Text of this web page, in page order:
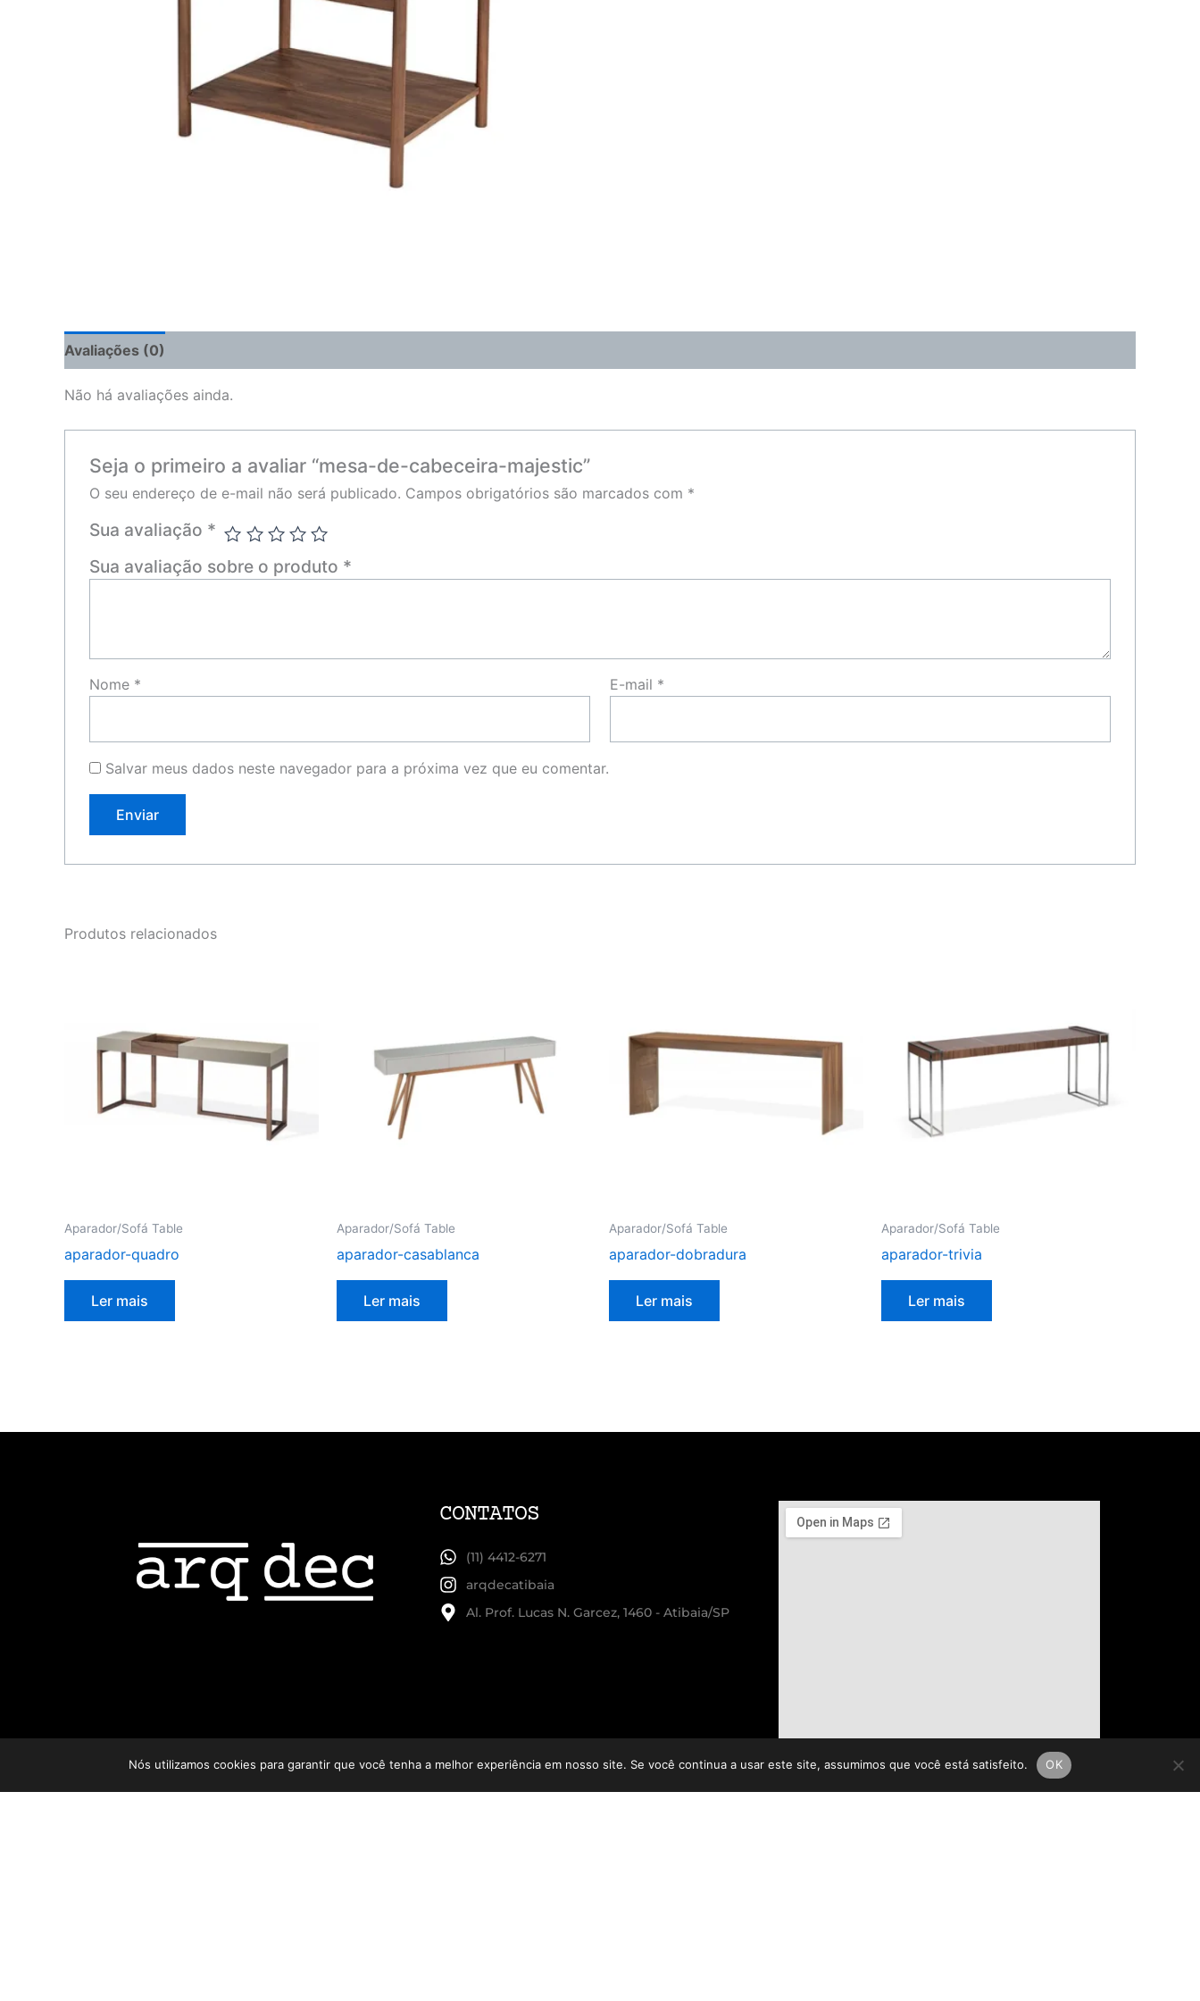
Avaliações (0)
Não há avaliações ainda.
Seja o primeiro a avaliar “mesa-de-cabeceira-majestic”
O seu endereço de e-mail não será publicado. Campos obrigatórios são marcados com *
Sua avaliação *
Sua avaliação sobre o produto *
Nome * E-mail *
Salvar meus dados neste navegador para a próxima vez que eu comentar.
Produtos relacionados
Aparador/Sofá Table
aparador-quadro
Ler mais
Aparador/Sofá Table
aparador-casablanca
Ler mais
Aparador/Sofá Table
aparador-dobradura
Ler mais
Aparador/Sofá Table
aparador-trivia
Ler mais
CONTATOS
(11) 4412-6271
arqdecatibaia
Al. Prof. Lucas N. Garcez, 1460 - Atibaia/SP
Nós utilizamos cookies para garantir que você tenha a melhor experiência em nosso site. Se você continua a usar este site, assumimos que você está satisfeito. OK